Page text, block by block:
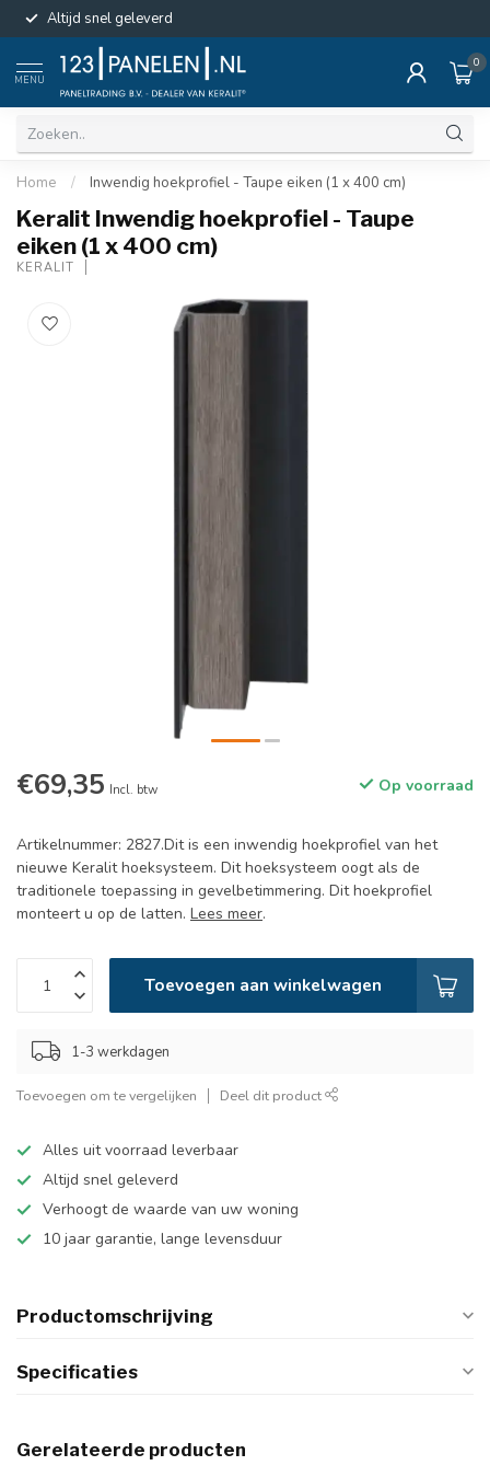
Altijd snel geleverd
MENU
0
Home / Inwendig hoekprofiel - Taupe eiken (1 x 400 cm)
Keralit Inwendig hoekprofiel - Taupe
eiken (1 x 400 cm)
KERALIT
€69,35 Incl. btw Op voorraad
Artikelnummer: 2827.Dit is een inwendig hoekprofiel van het
nieuwe Keralit hoeksysteem. Dit hoeksysteem oogt als de
traditionele toepassing in gevelbetimmering. Dit hoekprofiel
monteert u op de latten. Lees meer.
Toevoegen aan winkelwagen
1-3 werkdagen
Toevoegen om te vergelijken Deel dit product
Alles uit voorraad leverbaar
Altijd snel geleverd
Verhoogt de waarde van uw woning
10 jaar garantie, lange levensduur
Productomschrijving
Specificaties
Gerelateerde producten